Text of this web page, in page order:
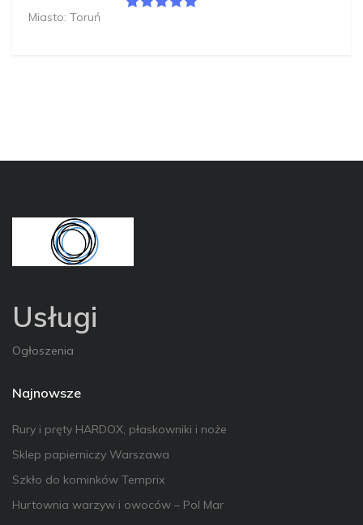
Miasto: Toruń
Usługi
Ogłoszenia
Najnowsze
Rury i pręty HARDOX, płaskowniki i noże
Sklep papierniczy Warszawa
Szkło do kominków Temprix
Hurtownia warzyw i owoców – Pol Mar